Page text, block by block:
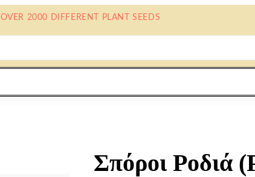
OVER 2000 DIFFERENT PLANT SEEDS
Σπόροι Ροδιά